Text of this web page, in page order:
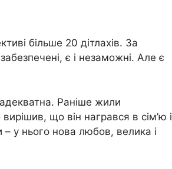
більше 20 дітлахів. За
є і незаможні. Але є
Раніше жили
що він награвся в сім’ю і
у нього нова любов, велика і